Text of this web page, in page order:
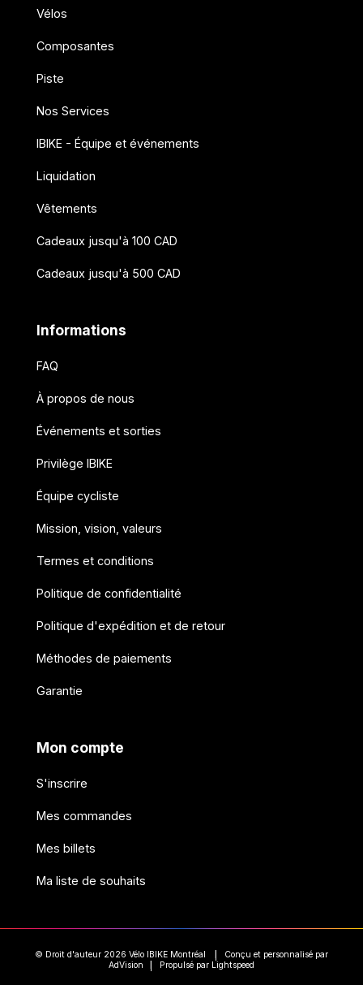
Vélos
Composantes
Piste
Nos Services
IBIKE - Équipe et événements
Liquidation
Vêtements
Cadeaux jusqu'à 100 CAD
Cadeaux jusqu'à 500 CAD
Informations
FAQ
À propos de nous
Événements et sorties
Privilège IBIKE
Équipe cycliste
Mission, vision, valeurs
Termes et conditions
Politique de confidentialité
Politique d'expédition et de retour
Méthodes de paiements
Garantie
Mon compte
S'inscrire
Mes commandes
Mes billets
Ma liste de souhaits
© Droit d'auteur 2026 Vélo IBIKE Montréal
Conçu et personnalisé par
AdVision
Propulsé par Lightspeed